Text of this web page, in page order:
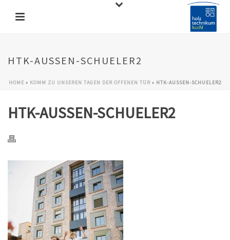
HTK-AUSSEN-SCHUELER2
HOME» KOMM ZU UNSEREN TAGEN DER OFFENEN TÜR» HTK-AUSSEN-SCHUELER2
HTK-AUSSEN-SCHUELER2